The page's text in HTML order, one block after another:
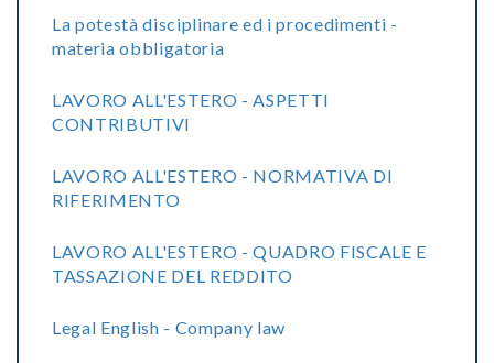
La potestà disciplinare ed i procedimenti -
materia obbligatoria
LAVORO ALL'ESTERO - ASPETTI
CONTRIBUTIVI
LAVORO ALL'ESTERO - NORMATIVA DI
RIFERIMENTO
LAVORO ALL'ESTERO - QUADRO FISCALE E
TASSAZIONE DEL REDDITO
Legal English - Company law